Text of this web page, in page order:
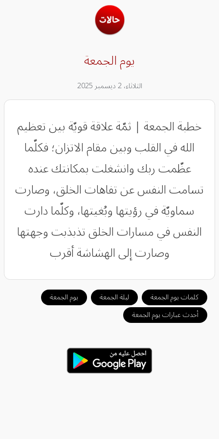
يوم الجمعة
الثلاثاء، 2 ديسمبر 2025
‏خطبة الجمعة | ثمّة علاقة قويّة بين تعظيم
الله في القلب وبين مقام الاتزان؛ فكلّما
عظّمت ربك وانشغلت بمكانتك عنده
تسامت النفس عن تفاهات الخلق، وصارت
سماويّة في رؤيتها وبُغيتها، وكلّما دارت
النفس في مسارات الخلق تذبذبت وجهتها
وصارت إلى الهشاشة أقرب
كلمات يوم الجمعة ليلة الجمعة
يوم الجمعة
أحدث عبارات يوم الجمعة